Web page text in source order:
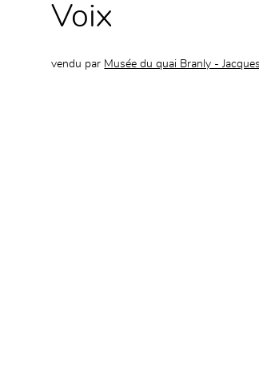
Voix
vendu par Musée du quai Branly -